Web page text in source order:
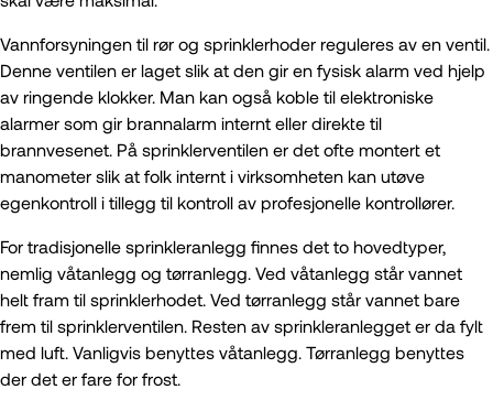
Vannforsyningen til rør og sprinklerhoder reguleres av en ventil.
Denne ventilen er laget slik at den gir en fysisk alarm ved hjelp
av ringende klokker. Man kan også koble til elektroniske
alarmer som gir brannalarm internt eller direkte til
brannvesenet. På sprinklerventilen er det ofte montert et
manometer slik at folk internt i virksomheten kan utøve
egenkontroll i tillegg til kontroll av profesjonelle kontrollører.
For tradisjonelle sprinkleranlegg finnes det to hovedtyper,
nemlig våtanlegg og tørranlegg. Ved våtanlegg står vannet
helt fram til sprinklerhodet. Ved tørranlegg står vannet bare
frem til sprinklerventilen. Resten av sprinkleranlegget er da fylt
med luft. Vanligvis benyttes våtanlegg. Tørranlegg benyttes
der det er fare for frost.